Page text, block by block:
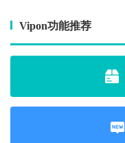
Vipon功能推荐